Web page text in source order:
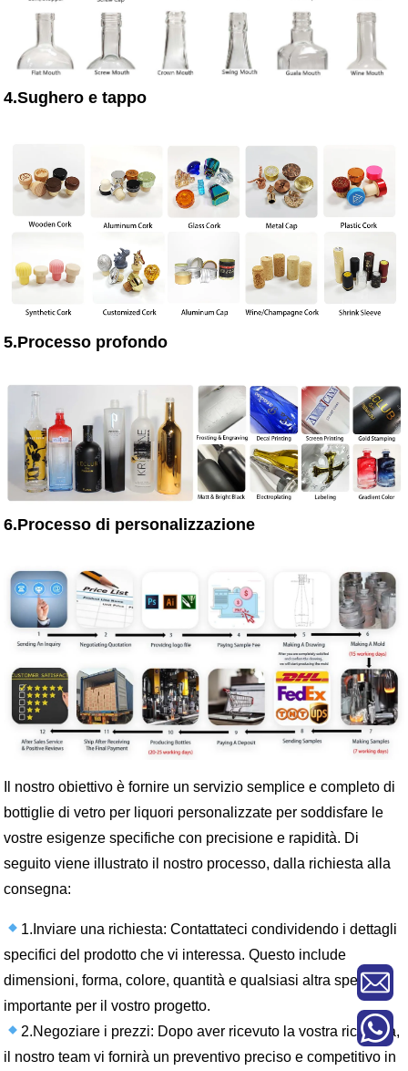
4.Sughero e tappo
5.Processo profondo
6.Processo di personalizzazione
Il nostro obiettivo è fornire un servizio semplice e completo di
bottiglie di vetro per liquori personalizzate per soddisfare le
vostre esigenze specifiche con precisione e rapidità. Di
seguito viene illustrato il nostro processo, dalla richiesta alla
consegna:
1.Inviare una richiesta: Contattateci condividendo i dettagli
specifici del prodotto che vi interessa. Questo include
dimensioni, forma, colore, quantità e qualsiasi altra specifica
importante per il vostro progetto.
2.Negoziare i prezzi: Dopo aver ricevuto la vostra richiesta,
il nostro team vi fornirà un preventivo preciso e competitivo in